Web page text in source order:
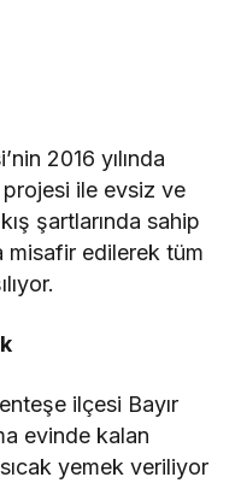
2016 yılında
projesi ile evsiz ve
şartlarında sahip
misafir edilerek tüm
ilçesi Bayır
evinde kalan
yemek veriliyor